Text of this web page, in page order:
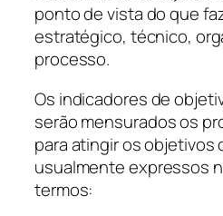
ponto de vista do que
estratégico, técnico,
processo.
Os indicadores de
serão mensurados os
para atingir os objetivos
usualmente expressos
termos: